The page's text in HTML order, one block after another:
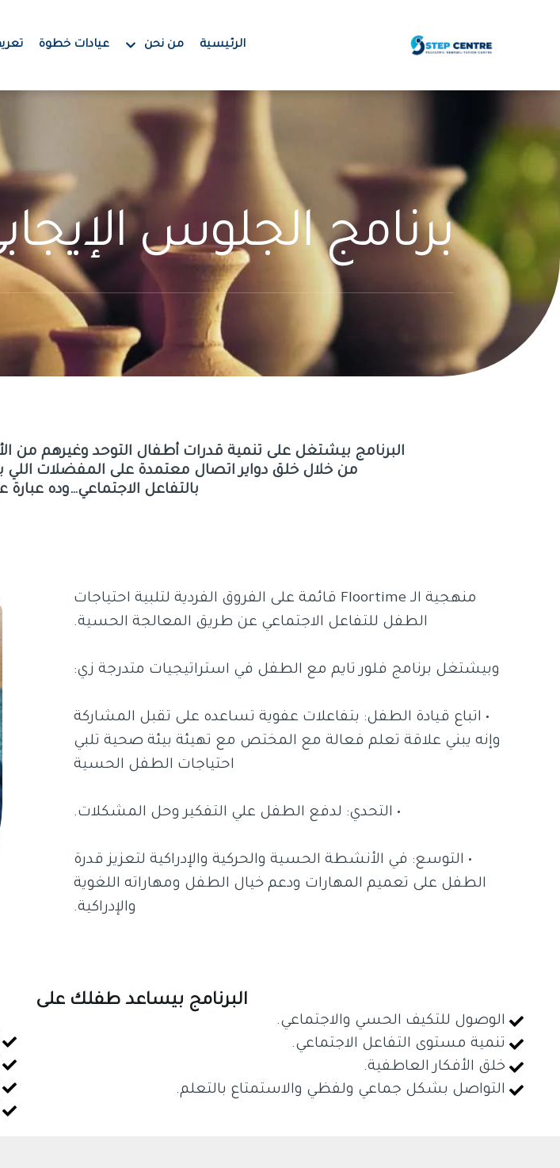
عيادات خطوة من نحن الرئيسية
برنامج الجلوس
البرنامج بيشتغل على تنمية قدرات أطفال التوحد وغيرهم من
من خلال خلق دواير اتصال معتمدة على المفضلات
بالتفاعل الاجتماعي…وده
منهجية الـ Floortime قائمة على الفروق الفردية لتلبية احتياجات
الطفل للتفاعل الاجتماعي عن طريق المعالجة الحسية.
وبيشتغل برنامج فلور تايم مع الطفل في استراتيجيات متدرجة زي:
• اتباع قيادة الطفل: بتفاعلات عفوية تساعده على تقبل المشاركة
وإنه يبني علاقة تعلم فعالة مع المختص مع تهيئة بيئة صحية تلبي
احتياجات الطفل الحسية
• التحدي: لدفع الطفل علي التفكير وحل المشكلات.
• التوسع: في الأنشطة الحسية والحركية والإدراكية لتعزيز قدرة
الطفل على تعميم المهارات ودعم خيال الطفل ومهاراته اللغوية
والإدراكية.
البرنامج بيساعد طفلك على
الوصول للتكيف الحسي والاجتماعي.
تنمية مستوى التفاعل الاجتماعي.
خلق الأفكار العاطفية.
التواصل بشكل جماعي ولفظي والاستمتاع بالتعلم.